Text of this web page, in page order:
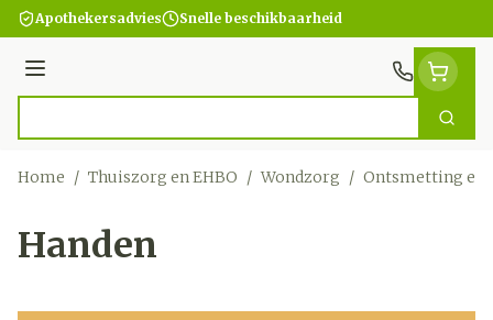
Ga naar de inhoud
Apothekersadvies Snelle beschikbaarheid
Menu
Zoek
Home / Thuiszorg en EHBO / Wondzorg / Ontsmetting en
Handen